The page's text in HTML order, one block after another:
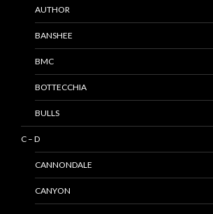
AUTHOR
BANSHEE
BMC
BOTTECCHIA
BULLS
C – D
CANNONDALE
CANYON